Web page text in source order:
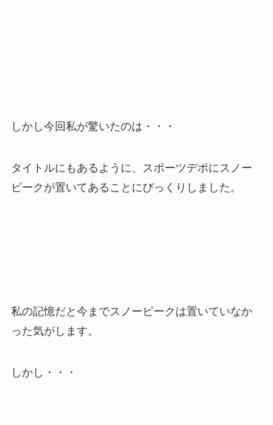
しかし今回私が驚いたのは・・・
タイトルにもあるように、スポーツデポにスノー
ピークが置いてあることにびっくりしました。
私の記憶だと今までスノーピークは置いていなか
った気がします。
しかし・・・